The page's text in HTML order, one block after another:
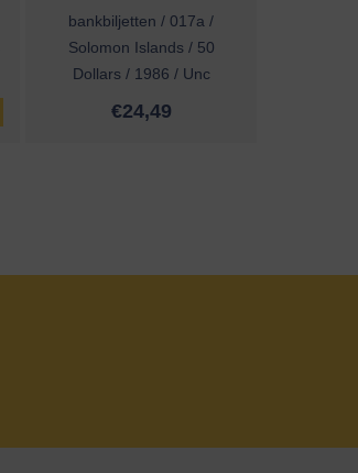
bankbiljetten / 017a /
Solomon Islands / 50
Dollars / 1986 / Unc
€24,49